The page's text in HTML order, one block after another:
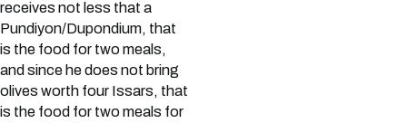
receives not less that a
Pundiyon/Dupondium, that
is the food for two meals,
and since he does not bring
olives worth four Issars, that
is the food for two meals for